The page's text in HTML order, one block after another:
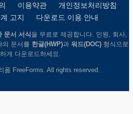
이용약관
개인정보처리방침
고지
다운로드 이용 안내
문서 서식을 무료로 제공합니다. 민원, 회사,
의 문서를 한글(HWP)과 워드(DOC) 형식으로
게 다운로드하세요.
폼 FreeForms. All rights reserved.